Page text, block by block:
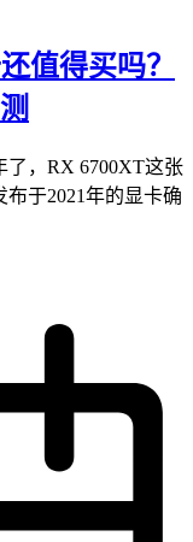
值得买吗？
了，RX 6700XT这张
于2021年的显卡确